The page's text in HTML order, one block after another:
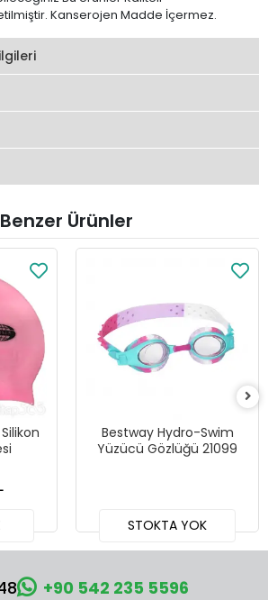
Kanserojen Madde İçermez.
Benzer Ürünler
Bestway Hydro-Swim
Yüzücü Gözlüğü 21099
STOKTA YOK
+90 542 235 5596